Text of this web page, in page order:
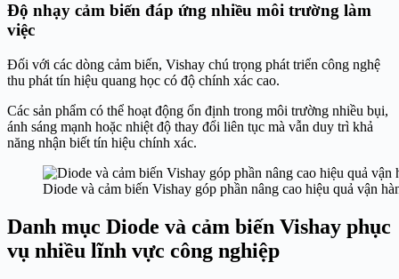
Độ nhạy cảm biến đáp ứng nhiều môi trường làm
việc
Đối với các dòng cảm biến, Vishay chú trọng phát triển công nghệ
thu phát tín hiệu quang học có độ chính xác cao.
Các sản phẩm có thể hoạt động ổn định trong môi trường nhiều bụi,
ánh sáng mạnh hoặc nhiệt độ thay đổi liên tục mà vẫn duy trì khả
năng nhận biết tín hiệu chính xác.
Diode và cảm biến Vishay góp phần nâng cao hiệu quả vận
Danh mục Diode và cảm biến Vishay phục
vụ nhiều lĩnh vực công nghiệp